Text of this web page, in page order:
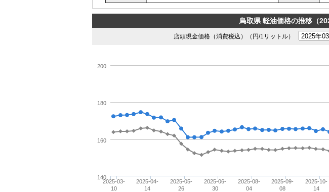
鳥取県 軽油価格の推移（
店頭現金価格（消費税込）（円/1リットル）
2025-03-
10
2025-04-
14
2025-05-
26
2025-06-
30
2025-08-
04
2025-09-
08
2025-10-
14
140
160
180
200